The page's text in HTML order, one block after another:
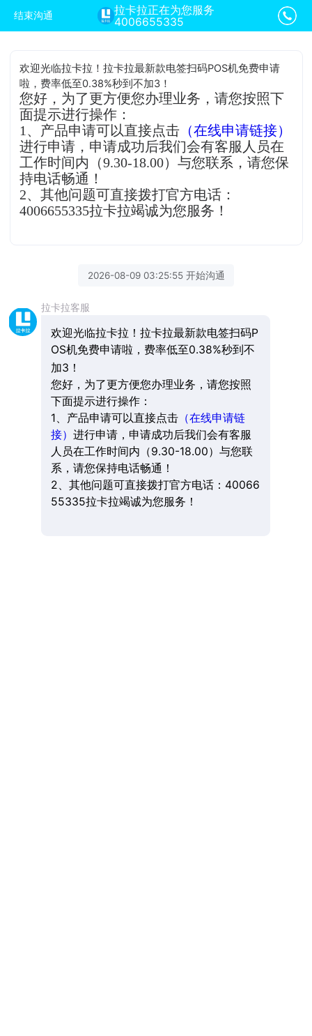
结束沟通
拉卡拉正在为您服务
4006655335
欢迎光临拉卡拉！拉卡拉最新款电签扫码POS机免费申请
啦，费率低至0.38%秒到不加3！
您好，为了更方便您办理业务，请您按照下
面提示进行操作：
1、产品申请可以直接点击 （在线申请链接）
进行申请，申请成功后我们会有客服人员在
工作时间内（9.30-18.00）与您联系，请您保
持电话畅通！
2、其他问题可直接拨打官方电话：
4006655335拉卡拉竭诚为您服务！
2026-08-09 03:25:55 开始沟通
拉卡拉客服
欢迎光临拉卡拉！拉卡拉最新款电签扫码P
OS机免费申请啦，费率低至0.38%秒到不
加3！
您好，为了更方便您办理业务，请您按照
下面提示进行操作：
1、产品申请可以直接点击（在线申请链
接） 进行申请，申请成功后我们会有客服
人员在工作时间内（9.30-18.00）与您联
系，请您保持电话畅通！
2、其他问题可直接拨打官方电话：40066
55335拉卡拉竭诚为您服务！